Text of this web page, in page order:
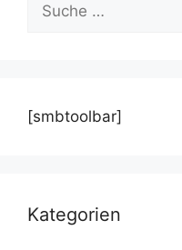
nach:
[smbtoolbar]
Kategorien